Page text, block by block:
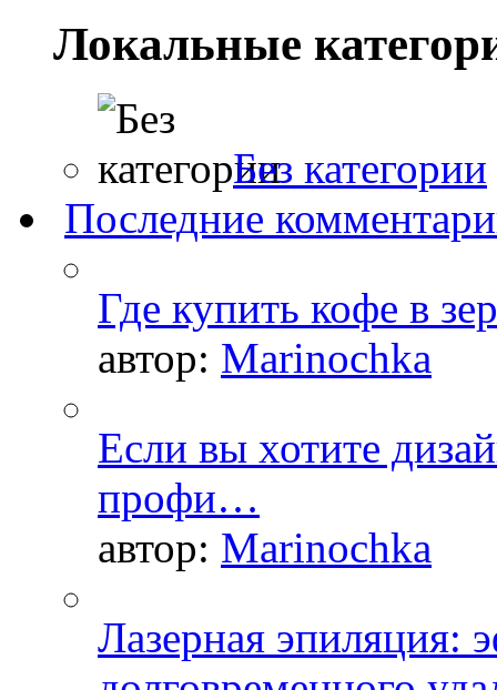
Локальные
Без категории
Последние
Где купить кофе в
автор: Marinochka
Если вы хотите
профи…
автор: Marinochka
Лазерная эпиляция: